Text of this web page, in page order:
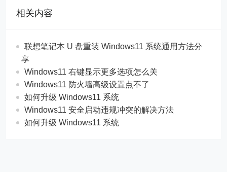
相关内容
联想笔记本 U 盘重装 Windows11 系统通用方法分
享
Windows11 右键显示更多选项怎么关
Windows11 防火墙高级设置点不了
如何升级 Windows11 系统
Windows11 安全启动违规冲突的解决方法
如何升级 Windows11 系统